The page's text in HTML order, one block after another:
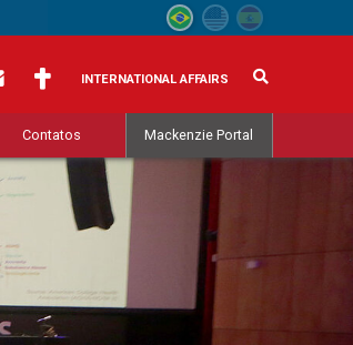
INTERNATIONAL AFFAIRS
Contatos Mackenzie Portal